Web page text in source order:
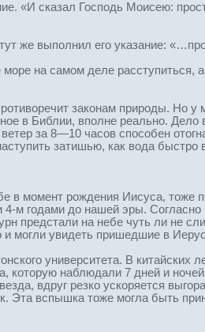
«И сказал Господь Моисею:
же выполнил его указание:
на самом деле расступиться,
законам природы. Но
в Библии, вполне реально.
за 8—10 часов способен
затишью, как вода быстро
в момент рождения Иисуса, тоже
м годами до нашей эры. Согласно
предстали на небе чуть ли не
и могли увидеть пришедшие в
университета. В
которую наблюдали 7 дней и
вдруг резко ускоряется
Эта вспышка тоже могла быть